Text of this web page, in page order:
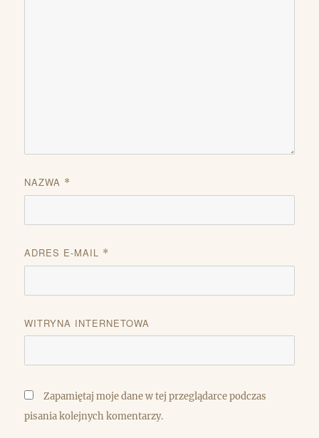
NAZWA *
ADRES E-MAIL *
WITRYNA INTERNETOWA
Zapamiętaj moje dane w tej przeglądarce podczas
pisania kolejnych komentarzy.